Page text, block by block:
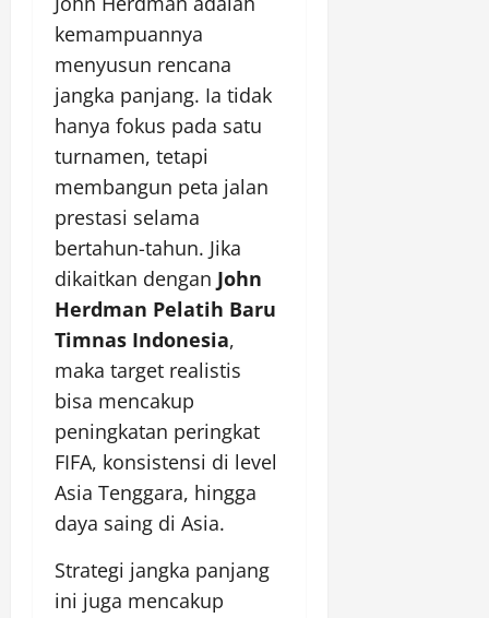
kemampuannya
menyusun rencana
jangka panjang. Ia tidak
hanya fokus pada satu
turnamen, tetapi
membangun peta jalan
prestasi selama
bertahun-tahun. Jika
dikaitkan dengan John
Herdman Pelatih Baru
Timnas Indonesia,
maka target realistis
bisa mencakup
peningkatan peringkat
FIFA, konsistensi di level
Asia Tenggara, hingga
daya saing di Asia.
Strategi jangka panjang
ini juga mencakup